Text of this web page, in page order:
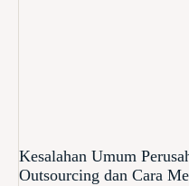
Kesalahan Umum
Outsourcing dan Cara